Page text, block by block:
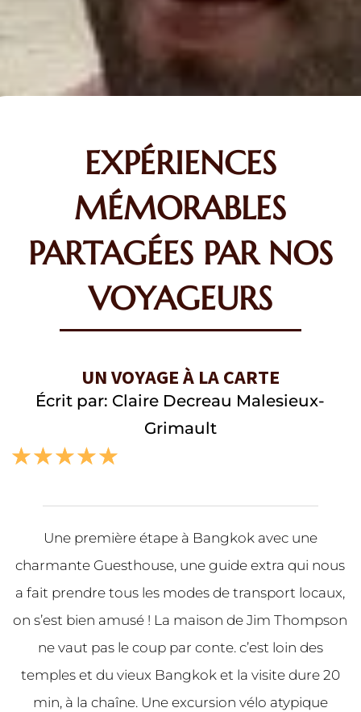
EXPÉRIENCES
MÉMORABLES
PARTAGÉES PAR NOS
VOYAGEURS
UN VOYAGE À LA CARTE
Écrit par: Claire Decreau Malesieux-
Grimault
☆☆☆☆☆
Une première étape à Bangkok avec une
charmante Guesthouse, une guide extra qui nous
a fait prendre tous les modes de transport locaux,
on s’est bien amusé ! La maison de Jim Thompson
ne vaut pas le coup par conte. c’est loin des
temples et du vieux Bangkok et la visite dure 20
min, à la chaîne. Une excursion vélo atypique